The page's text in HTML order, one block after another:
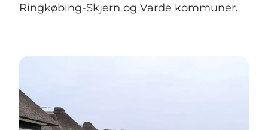
Ringkøbing-Skjern og Varde kommuner.